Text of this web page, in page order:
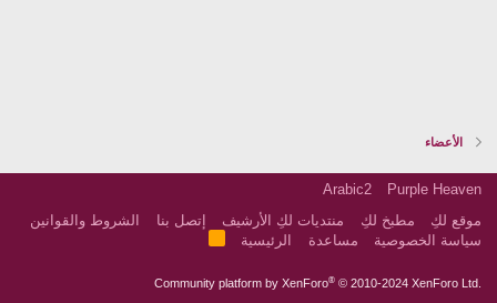
الأعضاء
Purple Heaven
Arabic2
موقع لكِ
مطبخ لكِ منتديات لكِ الأرشيف إتصل بنا
الشروط والقوانين
سياسة الخصوصية
مساعدة الرئيسية
Community platform by XenForo® © 2010-2024 XenForo Ltd.